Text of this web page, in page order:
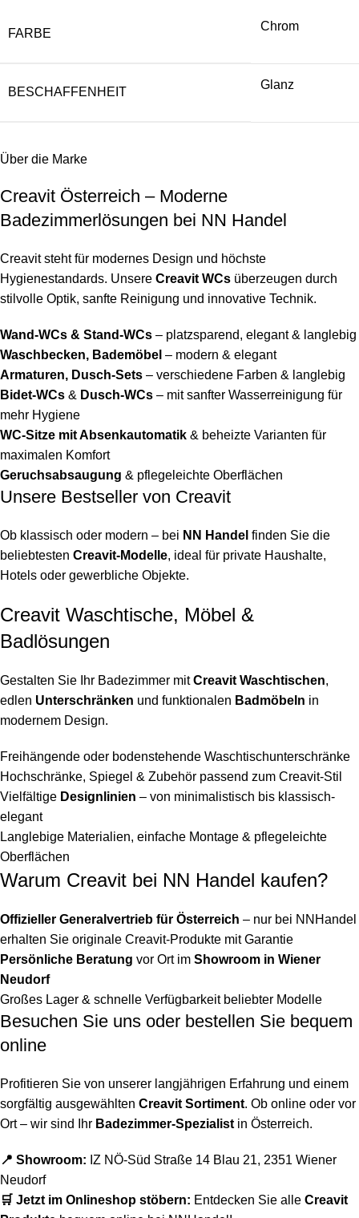
FARBE
Chrom
BESCHAFFENHEIT
Glanz
Über die Marke
Creavit Österreich – Moderne
Badezimmerlösungen bei NN Handel
Creavit steht für modernes Design und höchste
Hygienestandards. Unsere Creavit WCs überzeugen durch
stilvolle Optik, sanfte Reinigung und innovative Technik.
Wand-WCs & Stand-WCs – platzsparend, elegant & langlebig
Waschbecken, Bademöbel – modern & elegant
Armaturen, Dusch-Sets – verschiedene Farben & langlebig
Bidet-WCs & Dusch-WCs – mit sanfter Wasserreinigung für
mehr Hygiene
WC-Sitze mit Absenkautomatik & beheizte Varianten für
maximalen Komfort
Geruchsabsaugung & pflegeleichte Oberflächen
Unsere Bestseller von Creavit
Ob klassisch oder modern – bei NN Handel finden Sie die
beliebtesten Creavit-Modelle, ideal für private Haushalte,
Hotels oder gewerbliche Objekte.
Creavit Waschtische, Möbel &
Badlösungen
Gestalten Sie Ihr Badezimmer mitCreavit Waschtischen,
edlen Unterschränken und funktionalen Badmöbeln in
modernem Design.
Freihängende oder bodenstehende Waschtischunterschränke
Hochschränke, Spiegel & Zubehör passend zum Creavit-Stil
Vielfältige Designlinien – von minimalistisch bis klassisch-
elegant
Langlebige Materialien, einfache Montage & pflegeleichte
Oberflächen
Warum Creavit bei NN Handel kaufen?
Offizieller Generalvertrieb für Österreich – nur bei NNHandel
erhalten Sie originale Creavit-Produkte mit Garantie
Persönliche Beratung vor Ort im Showroom in Wiener
Neudorf
Großes Lager & schnelle Verfügbarkeit beliebter Modelle
Besuchen Sie uns oder bestellen Sie bequem
online
Profitieren Sie von unserer langjährigen Erfahrung und einem
sorgfältig ausgewählten Creavit Sortiment. Ob online oder vor
Ort – wir sind Ihr Badezimmer-Spezialist in Österreich.
📍 Showroom: IZ NÖ-Süd Straße 14 Blau 21, 2351 Wiener
Neudorf
🛒 Jetzt im Onlineshop stöbern: Entdecken Sie alle Creavit